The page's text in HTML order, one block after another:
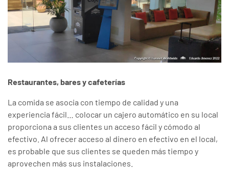
Restaurantes, bares y cafeterías
La comida se asocia con tiempo de calidad y una
experiencia fácil… colocar un cajero automático en su local
proporciona a sus clientes un acceso fácil y cómodo al
efectivo. Al ofrecer acceso al dinero en efectivo en el local,
es probable que sus clientes se queden más tiempo y
aprovechen más sus instalaciones.